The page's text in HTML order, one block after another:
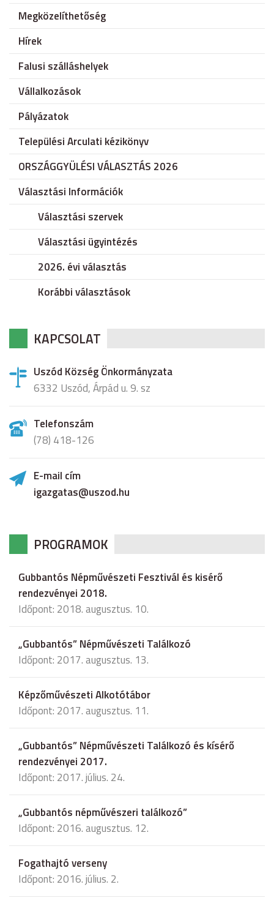
Megközelíthetőség
Hírek
Falusi szálláshelyek
Vállalkozások
Pályázatok
Települési Arculati kézikönyv
ORSZÁGGYÜLÉSI VÁLASZTÁS 2026
Választási Információk
Választási szervek
Választási ügyintézés
2026. évi választás
Korábbi választások
KAPCSOLAT
Uszód Község Önkormányzata
6332 Uszód, Árpád u. 9. sz
Telefonszám
(78) 418-126
E-mail cím
igazgatas@uszod.hu
PROGRAMOK
Gubbantós Népművészeti Fesztivál és kisérő
rendezvényei 2018.
Időpont: 2018. augusztus. 10.
„Gubbantós” Népművészeti Találkozó
Időpont: 2017. augusztus. 13.
Képzőművészeti Alkotótábor
Időpont: 2017. augusztus. 11.
„Gubbantós” Népművészeti Találkozó és kísérő
rendezvényei 2017.
Időpont: 2017. július. 24.
„Gubbantós népművészeri találkozó”
Időpont: 2016. augusztus. 12.
Fogathajtó verseny
Időpont: 2016. július. 2.